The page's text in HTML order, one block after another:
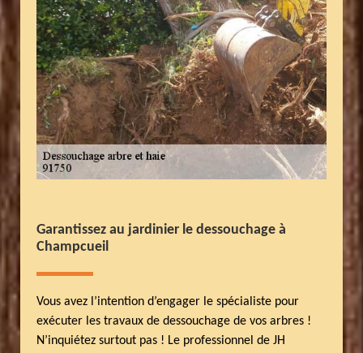
Garantissez au jardinier le dessouchage à
Champcueil
Vous avez l’intention d’engager le spécialiste pour
exécuter les travaux de dessouchage de vos arbres !
N’inquiétez surtout pas ! Le professionnel de JH